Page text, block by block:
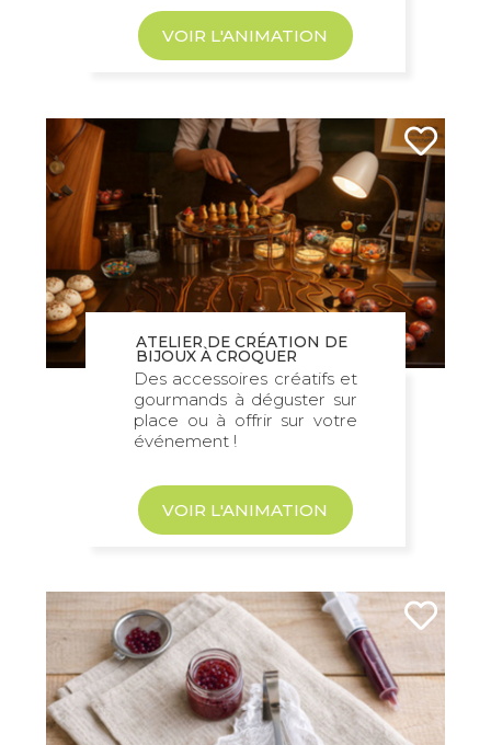
VOIR L'ANIMATION
ATELIER DE CRÉATION DE
BIJOUX À CROQUER
Des accessoires créatifs et
gourmands à déguster sur
place ou à offrir sur votre
événement !
VOIR L'ANIMATION